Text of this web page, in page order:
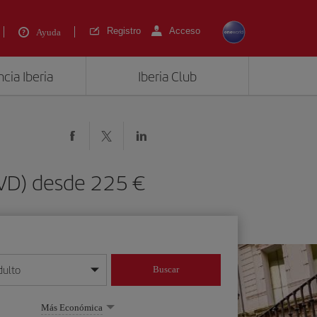
Ayuda Registro Acceso
Iberia Iberia Club
desde 225 €
mes/año
Buscar
Más Económica